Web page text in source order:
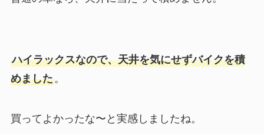
ハイラックスなので、天井を気にせずバイクを積
めました。
買ってよかったな〜と実感しましたね。